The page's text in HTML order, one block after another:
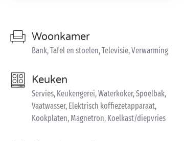
Woonkamer
Bank, Tafel en stoelen, Televisie, Verwarming
Keuken
Servies, Keukengerei, Waterkoker, Spoelbak,
Vaatwasser, Elektrisch koffiezetapparaat,
Kookplaten, Magnetron, Koelkast/diepvries